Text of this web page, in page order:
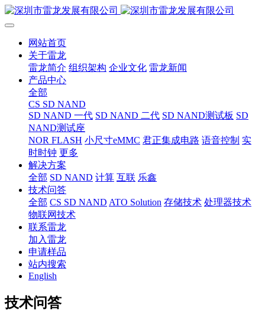
网站首页
关于雷龙
雷龙简介 组织架构 企业文化 雷龙新闻
产品中心
全部
CS SD NAND
SD NAND 一代 SD NAND 二代 SD NAND测试板 SD
NAND测试座
NOR FLASH 小尺寸eMMC 君正集成电路 语音控制 实
时时钟 更多
解决方案
全部 SD NAND 计算 互联 乐鑫
技术问答
全部 CS SD NAND ATO Solution 存储技术 处理器技术
物联网技术
联系雷龙
加入雷龙
申请样品
站内搜索
English
技术问答